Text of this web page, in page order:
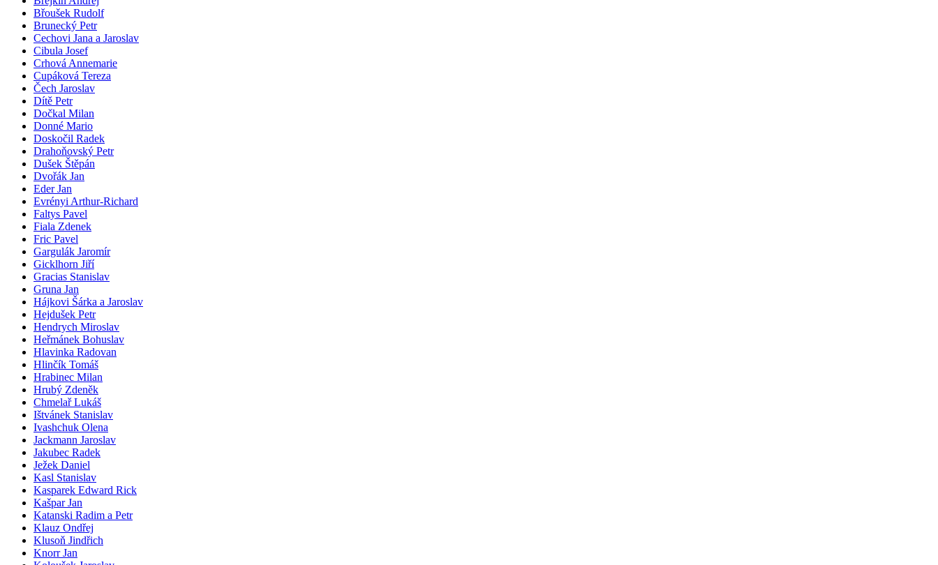
Břoušek Rudolf
Brunecký Petr
Cechovi Jana a Jaroslav
Cibula Josef
Crhová Annemarie
Cupáková Tereza
Čech Jaroslav
Dítě Petr
Dočkal Milan
Donné Mario
Doskočil Radek
Drahoňovský Petr
Dušek Štěpán
Dvořák Jan
Eder Jan
Evrényi Arthur-Richard
Faltys Pavel
Fiala Zdenek
Fric Pavel
Gargulák Jaromír
Gicklhorn Jiří
Gracias Stanislav
Gruna Jan
Hájkovi Šárka a Jaroslav
Hejdušek Petr
Hendrych Miroslav
Heřmánek Bohuslav
Hlavinka Radovan
Hlinčík Tomáš
Hrabinec Milan
Hrubý Zdeněk
Chmelař Lukáš
Ištvánek Stanislav
Ivashchuk Olena
Jackmann Jaroslav
Jakubec Radek
Ježek Daniel
Kasl Stanislav
Kasparek Edward Rick
Kašpar Jan
Katanski Radim a Petr
Klauz Ondřej
Klusoň Jindřich
Knorr Jan